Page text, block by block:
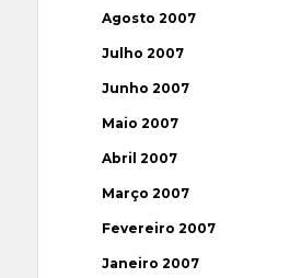
Agosto 2007
Julho 2007
Junho 2007
Maio 2007
Abril 2007
Março 2007
Fevereiro 2007
Janeiro 2007